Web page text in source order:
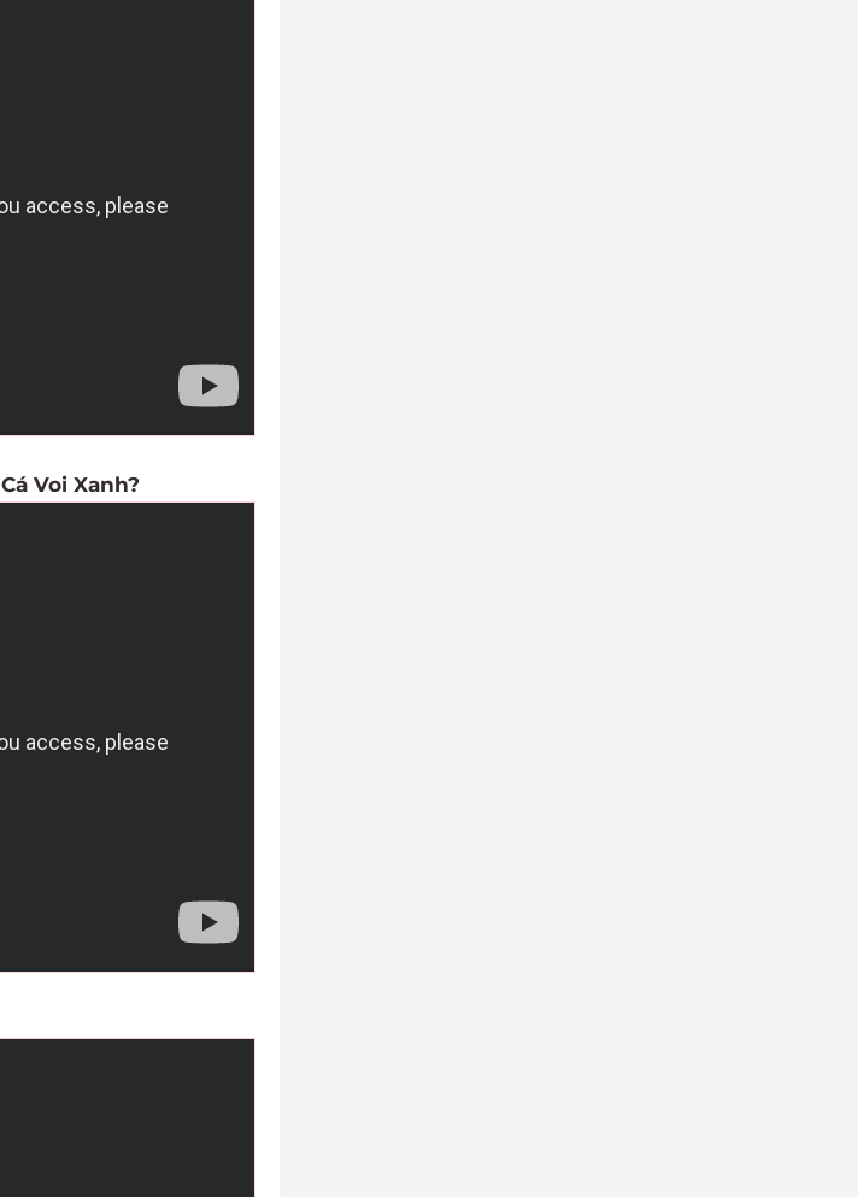
Voi Xanh?